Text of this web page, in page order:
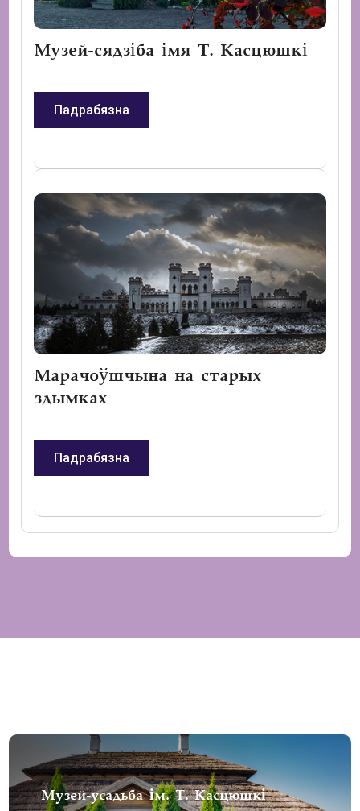
Музей-сядзіба імя Т. Касцюшкі
Падрабязна
Марачоўшчына на старых
здымках
Падрабязна
Музей-усадьба ім. Т. Касцюшкі